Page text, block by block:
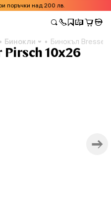
поръчки над 200 лв.
Бинокли Бинокъл Bresser
10x26